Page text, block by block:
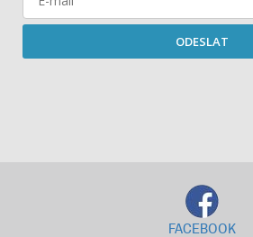
ODESLAT
FACEBOOK